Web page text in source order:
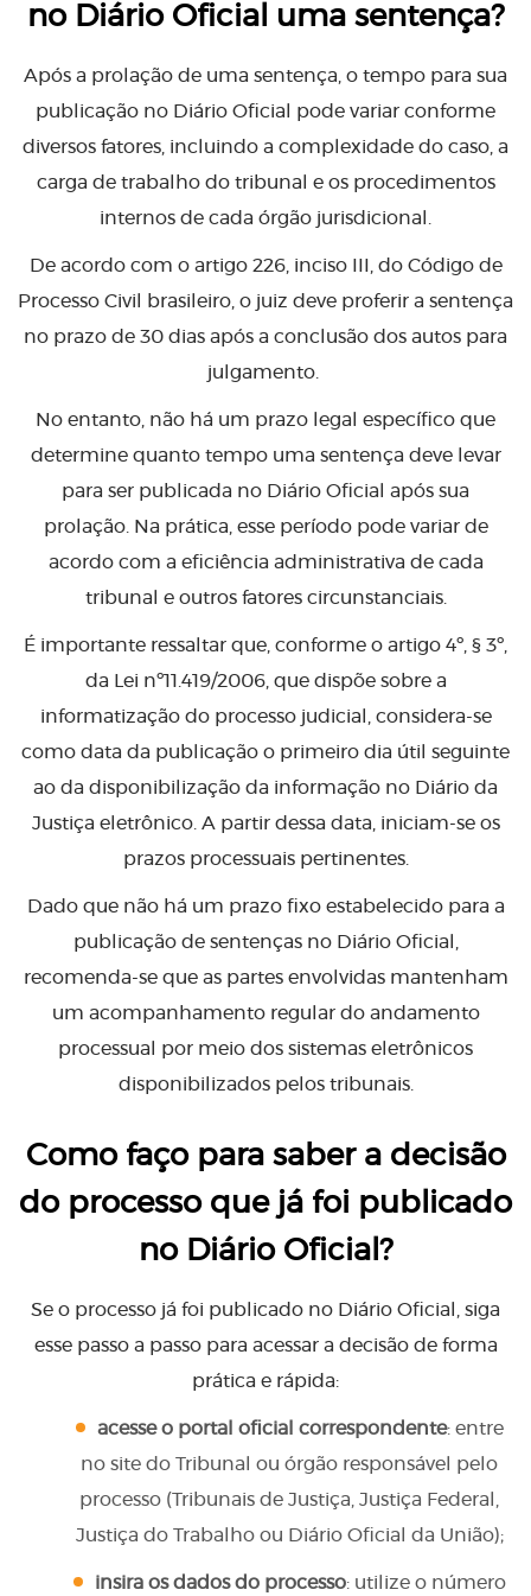
no Diário Oficial uma sentença?
Após a prolação de uma sentença, o tempo para sua
publicação no Diário Oficial pode variar conforme
diversos fatores, incluindo a complexidade do caso, a
carga de trabalho do tribunal e os procedimentos
internos de cada órgão jurisdicional.
De acordo com o artigo 226, inciso III, do Código de
Processo Civil brasileiro, o juiz deve proferir a sentença
no prazo de 30 dias após a conclusão dos autos para
julgamento.
No entanto, não há um prazo legal específico que
determine quanto tempo uma sentença deve levar
para ser publicada no Diário Oficial após sua
prolação. Na prática, esse período pode variar de
acordo com a eficiência administrativa de cada
tribunal e outros fatores circunstanciais.
É importante ressaltar que, conforme o artigo 4º, § 3º,
da Lei nº11.419/2006, que dispõe sobre a
informatização do processo judicial, considera-se
como data da publicação o primeiro dia útil seguinte
ao da disponibilização da informação no Diário da
Justiça eletrônico. A partir dessa data, iniciam-se os
prazos processuais pertinentes.
Dado que não há um prazo fixo estabelecido para a
publicação de sentenças no Diário Oficial,
recomenda-se que as partes envolvidas mantenham
um acompanhamento regular do andamento
processual por meio dos sistemas eletrônicos
disponibilizados pelos tribunais.
Como faço para saber a decisão
do processo que já foi publicado
no Diário Oficial?
Se o processo já foi publicado no Diário Oficial, siga
esse passo a passo para acessar a decisão de forma
prática e rápida:
acesse o portal oficial correspondente: entre
no site do Tribunal ou órgão responsável pelo
processo (Tribunais de Justiça, Justiça Federal,
Justiça do Trabalho ou Diário Oficial da União);
insira os dados do processo: utilize o número